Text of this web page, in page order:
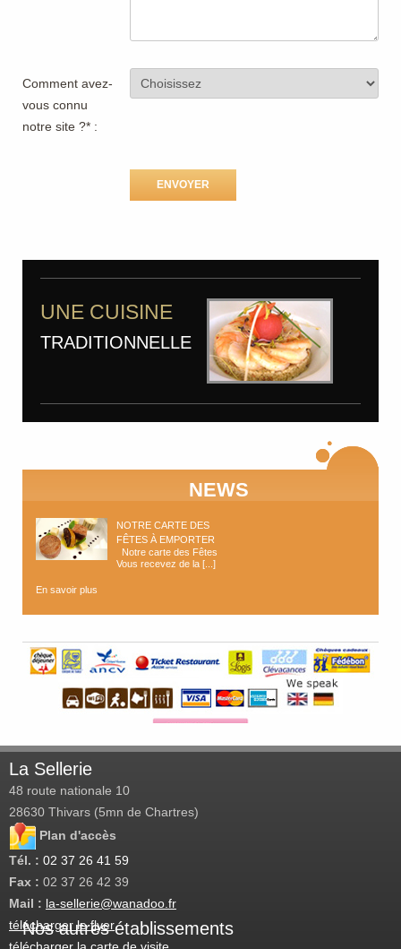
Comment avez-
vous connu
notre site ?* :
UNE CUISINE
TRADITIONNELLE
NEWS
NOTRE CARTE DES
FÊTES À EMPORTER
Notre carte des Fêtes
Vous recevez de la [...]
En savoir plus
La Sellerie
48 route nationale 10
28630 Thivars (5mn de Chartres)
Plan d'accès
Tél. : 02 37 26 41 59
Fax : 02 37 26 42 39
Mail : la-sellerie@wanadoo.fr
télécharger le flyer
Nos autres établissements